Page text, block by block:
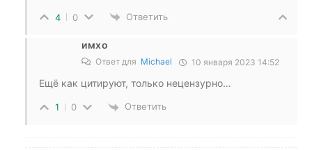
4 0 Ответить
имхо
Ответ для Michael 10 января 2023 14:52
Ещё как цитируют, только нецензурно…
1 0 Ответить